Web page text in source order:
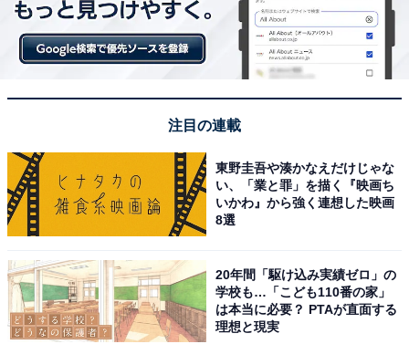
トバンクで最も注目を集める若手と言っても過言ではな
いでしょう。育成選手としてプロ入りしたため、一軍出
場はゼロ、二軍でも昨季は打率.077とイマイチでした
で本塁打王に輝く活躍を見せ、一気に注目を集めまし
今季は一軍キャンプに帯同し、練習試合にも積極的に出
場。3月15日に開催された広島戦では今季の新人王有力
候補と称される大物新人の森下暢仁から本塁打を放つな
ど、その長打力を遺憾なく発揮し、ついに支配下登録選
手の座を射止めました。
ソフトバンクは主力選手の高齢化が進み若手が食い込む
注目の連載
東野圭吾や湊かなえだけじゃな
い、「業と罪」を描く『映画ち
いかわ』から強く連想した映画
8選
20年間「駆け込み実績ゼロ」の
学校も…「こども110番の家」
は本当に必要？ PTAが直面する
理想と現実